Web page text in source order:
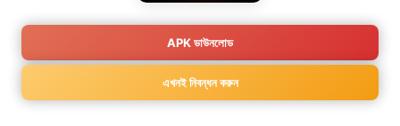
APK ডাউনলোড
এখনই নিবন্ধন করুন